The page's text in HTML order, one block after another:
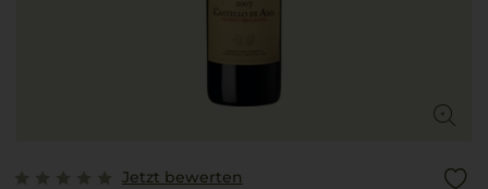
Jetzt bewerten